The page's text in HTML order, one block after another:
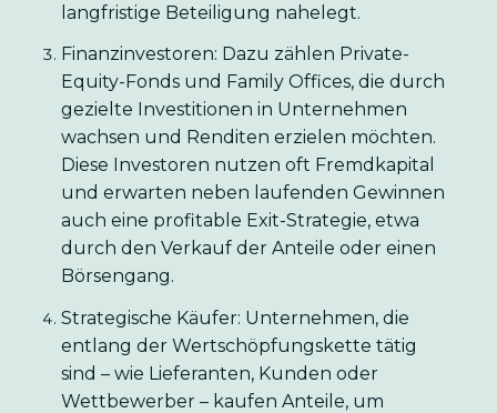
langfristige Beteiligung nahelegt.
Finanzinvestoren: Dazu zählen Private-
Equity-Fonds und Family Offices, die durch
gezielte Investitionen in Unternehmen
wachsen und Renditen erzielen möchten.
Diese Investoren nutzen oft Fremdkapital
und erwarten neben laufenden Gewinnen
auch eine profitable Exit-Strategie, etwa
durch den Verkauf der Anteile oder einen
Börsengang.
Strategische Käufer: Unternehmen, die
entlang der Wertschöpfungskette tätig
sind – wie Lieferanten, Kunden oder
Wettbewerber – kaufen Anteile, um